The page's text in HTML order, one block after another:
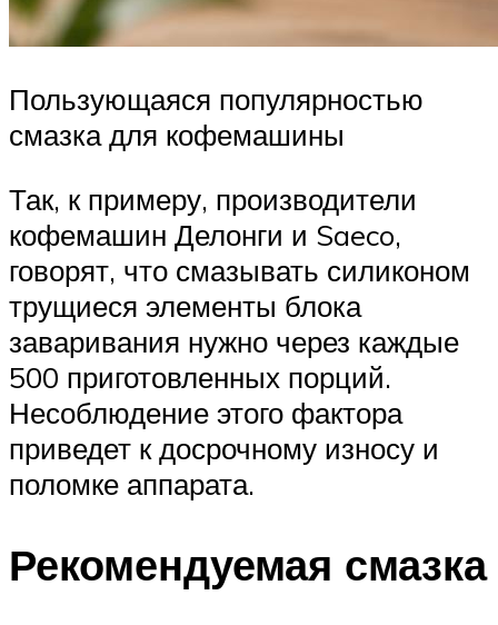
Пользующаяся популярностью
смазка для кофемашины
Так, к примеру, производители
кофемашин Делонги и Saeco,
говорят, что смазывать силиконом
трущиеся элементы блока
заваривания нужно через каждые
500 приготовленных порций.
Несоблюдение этого фактора
приведет к досрочному износу и
поломке аппарата.
Рекомендуемая смазка